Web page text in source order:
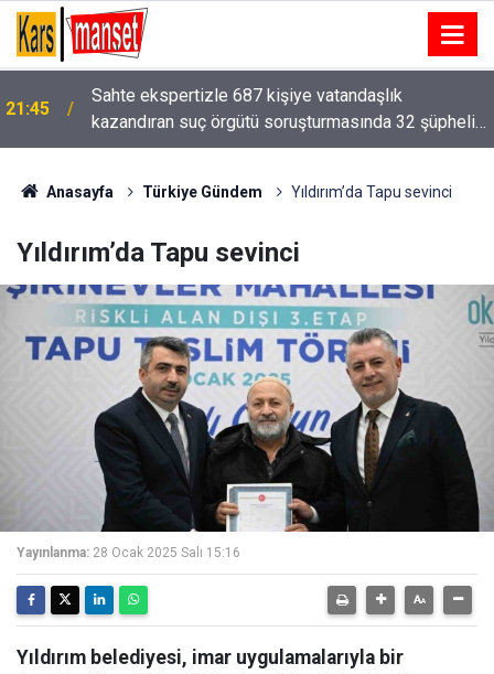
21:44
6. kattaki balkondan düşen 2 yaşındaki çocuk ağır
yaralandı
Anasayfa Türkiye Gündem Yıldırım’da Tapu sevinci
Yıldırım’da Tapu sevinci
Yayınlanma: 28 Ocak 2025 Salı 15:16
Yıldırım belediyesi, imar uygulamalarıyla bir